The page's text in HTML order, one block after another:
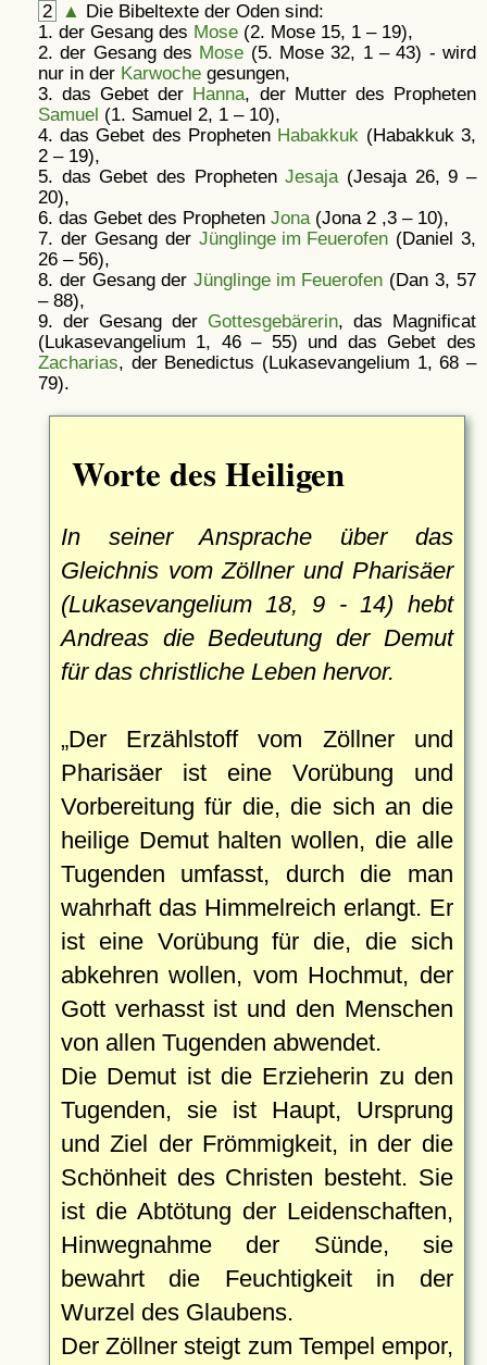
2
▲ Die Bibeltexte der Oden sind:
1. der Gesang des Mose(2. Mose 15, 1 – 19),
2. der Gesang des Mose (5. Mose 32, 1 – 43) - wird
nur in der Karwochegesungen,
3. das Gebet der Hanna, der Mutter des Propheten
Samuel (1. Samuel 2, 1 – 10),
4. das Gebet des Propheten Habakkuk (Habakkuk 3,
2 – 19),
5. das Gebet des ProphetenJesaja (Jesaja 26, 9 –
20),
6. das Gebet des Propheten Jona(Jona 2 ,3 – 10),
7. der Gesang der Jünglinge im Feuerofen(Daniel 3,
26 – 56),
8. der Gesang derJünglinge im Feuerofen (Dan 3, 57
– 88),
9. der Gesang der Gottesgebärerin, das Magnificat
(Lukasevangelium 1, 46 – 55) und das Gebet des
Zacharias, der Benedictus (Lukasevangelium 1, 68 –
79).
Worte des Heiligen
In seiner Ansprache über das
Gleichnis vom Zöllner und Pharisäer
(Lukasevangelium 18, 9 - 14) hebt
Andreas die Bedeutung der Demut
für das christliche Leben hervor.
Der Erzählstoff vom Zöllner und
Pharisäer ist eine Vorübung und
Vorbereitung für die, die sich an die
heilige Demut halten wollen, die alle
Tugenden umfasst, durch die man
wahrhaft das Himmelreich erlangt. Er
ist eine Vorübung für die, die sich
abkehren wollen, vom Hochmut, der
Gott verhasst ist und den Menschen
von allen Tugenden abwendet.
Die Demut ist die Erzieherin zu den
Tugenden, sie ist Haupt, Ursprung
und Ziel der Frömmigkeit, in der die
Schönheit des Christen besteht. Sie
ist die Abtötung der Leidenschaften,
Hinwegnahme der Sünde, sie
bewahrt die Feuchtigkeit in der
Wurzel des Glaubens.
Der Zöllner steigt zum Tempel empor,